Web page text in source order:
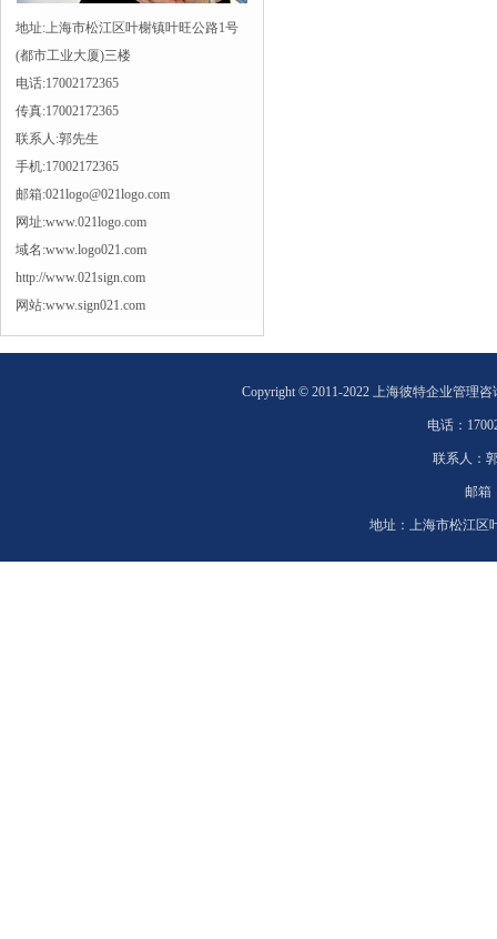
地址:上海市松江区叶榭镇叶旺公路1号
(都市工业大厦)三楼
电话:17002172365
传真:17002172365
联系人:郭先生
手机:17002172365
邮箱:021logo@021logo.com
网址:www.021logo.com
域名:www.logo021.com
http://www.021sign.com
网站:www.sign021.com
Copyright © 2011-2022 上海彼特企业管理
电话：
联系人：
邮箱
地址： 上海市松江区